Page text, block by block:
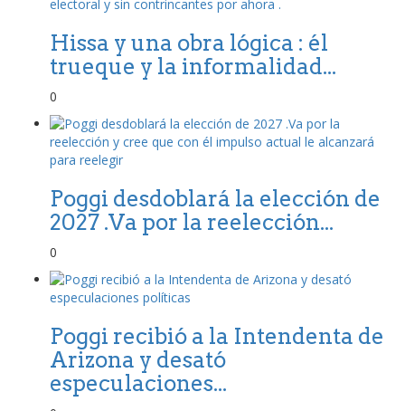
Hissa y una obra lógica : él
trueque y la informalidad...
0
Poggi desdoblará la elección de
2027 .Va por la reelección...
0
Poggi recibió a la Intendenta de
Arizona y desató
especulaciones...